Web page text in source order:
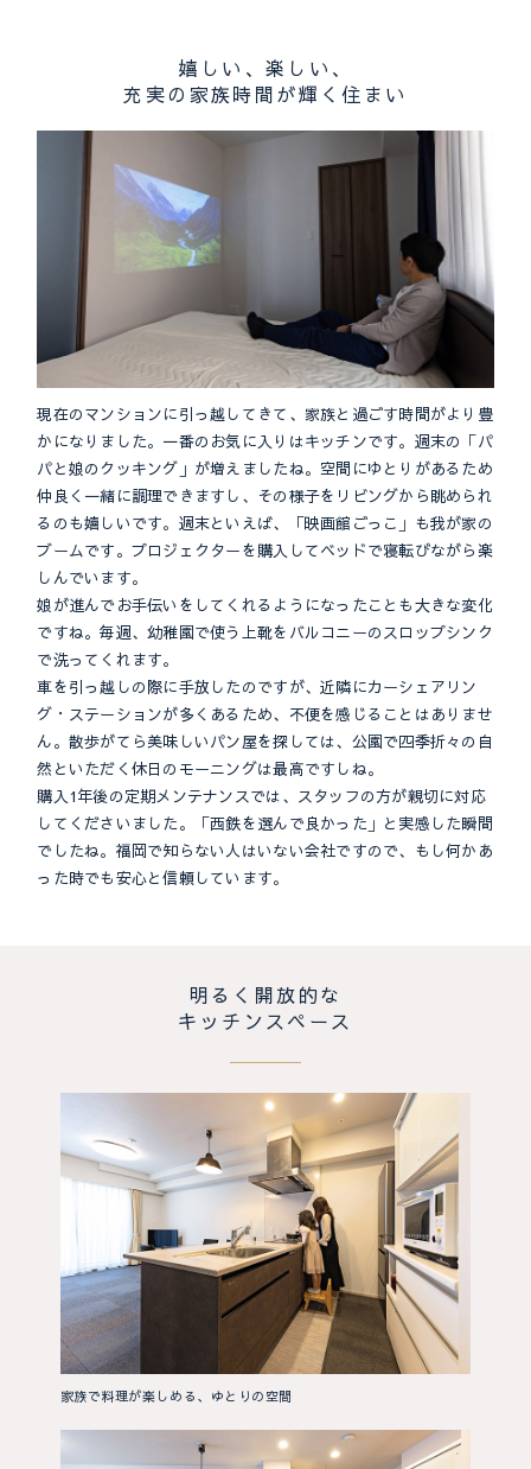
嬉しい、楽しい、
充実の家族時間が輝く住まい
現在のマンションに引っ越してきて、家族と過ごす時間がより豊
かになりました。一番のお気に入りはキッチンです。週末の「パ
パと娘のクッキング」が増えましたね。空間にゆとりがあるため
仲良く一緒に調理できますし、その様子をリビングから眺められ
るのも嬉しいです。週末といえば、「映画館ごっこ」も我が家の
ブームです。プロジェクターを購入してベッドで寝転びながら楽
しんでいます。
娘が進んでお手伝いをしてくれるようになったことも大きな変化
ですね。毎週、幼稚園で使う上靴をバルコニーのスロップシンク
で洗ってくれます。
車を引っ越しの際に手放したのですが、近隣にカーシェアリン
グ・ステーションが多くあるため、不便を感じることはありませ
ん。散歩がてら美味しいパン屋を探しては、公園で四季折々の自
然といただく休日のモーニングは最高ですしね。
購入1年後の定期メンテナンスでは、スタッフの方が親切に対応
してくださいました。「西鉄を選んで良かった」と実感した瞬間
でしたね。福岡で知らない人はいない会社ですので、もし何かあ
った時でも安心と信頼しています。
明るく開放的な
キッチンスペース
家族で料理が楽しめる、ゆとりの空間